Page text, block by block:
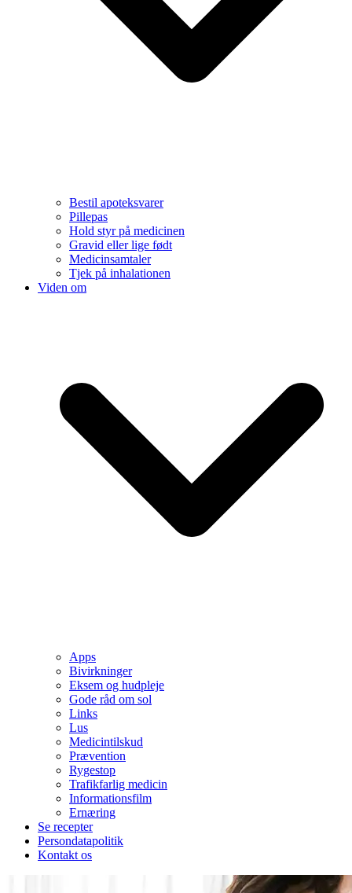
Bestil apoteksvarer
Pillepas
Hold styr på medicinen
Gravid eller lige født
Medicinsamtaler
Tjek på inhalationen
Viden om
Apps
Bivirkninger
Eksem og hudpleje
Gode råd om sol
Links
Lus
Medicintilskud
Prævention
Rygestop
Trafikfarlig medicin
Informationsfilm
Ernæring
Se recepter
Persondatapolitik
Kontakt os